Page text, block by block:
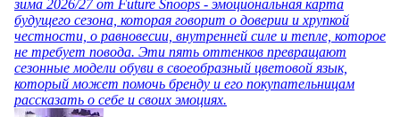
зима 2026/27 от Future Snoops - эмоциональная карта
будущего сезона, которая говорит о доверии и хрупкой
честности, о равновесии, внутренней силе и тепле, которое
не требует повода. Эти пять оттенков превращают
сезонные модели обуви в своеобразный цветовой язык,
который может помочь бренду и его покупательницам
рассказать о себе и своих эмоциях.